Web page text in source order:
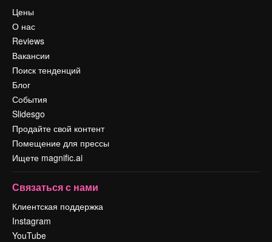
Цены
О нас
Reviews
Вакансии
Поиск тенденций
Блог
События
Slidesgo
Продайте свой контент
Помещение для прессы
Ищете magnific.ai
Связаться с нами
Клиентская поддержка
Instagram
YouTube